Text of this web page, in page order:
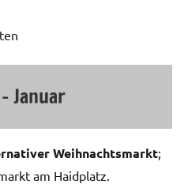
Januar
Weihnachtsmarkt;
am Haidplatz.